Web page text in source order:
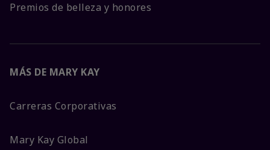
Premios de belleza y honores
MÁS DE MARY KAY
Carreras Corporativas
Mary Kay Global